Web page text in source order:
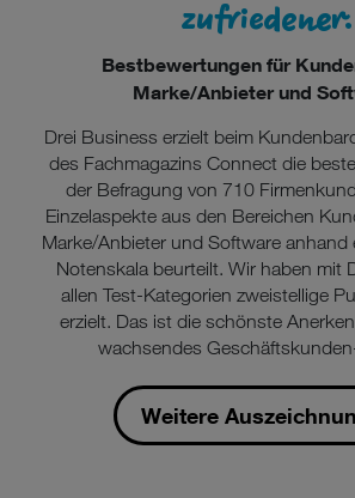
zufriedener.
Bestbewertungen für
Marke/Anbieter und
Drei Business erzielt beim
des Fachmagazins Connect die
der Befragung von 710
Einzelaspekte aus den Bereichen
Marke/Anbieter und Software anhand
Notenskala beurteilt. Wir haben mit
allen Test-Kategorien zweistellige
erzielt. Das ist die schönste
wachsendes
Weitere